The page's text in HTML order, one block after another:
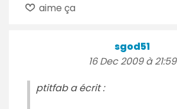
aime ça
sgod51
16 Dec 2009 à 21:59
ptitfab a écrit :